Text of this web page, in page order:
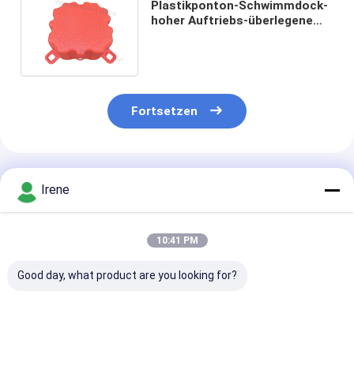
Plastikponton-Schwimmdock-
hoher Auftriebs-überlegene
Fortsetzen
Empfohlene Produkte
Irene
10:41 PM
Good day, what product are you looking for?